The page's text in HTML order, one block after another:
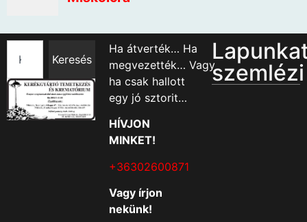
Keresés
Ha átverték… Ha
megvezették… Vagy
ha csak hallott
egy jó sztorit…
HÍVJON
MINKET!
+36302600871
Vagy írjon
nekünk!
szemlézi